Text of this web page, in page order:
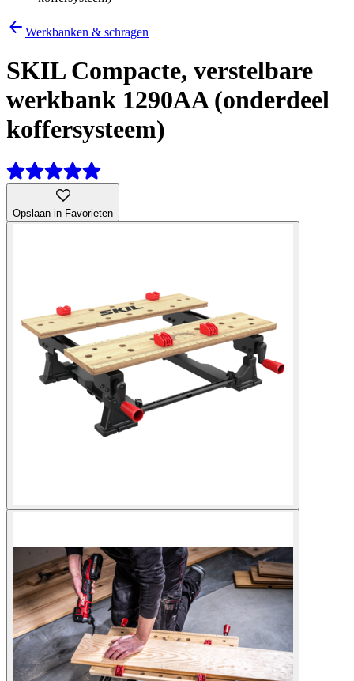
Werkbanken & schragen
SKIL Compacte, verstelbare
werkbank 1290AA (onderdeel
koffersysteem)
Opslaan in Favorieten